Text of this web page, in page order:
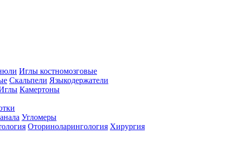
Иглы костномозговые
Скальпели Языкодержатели
Камертоны
Угломеры
Оториноларингология Хирургия